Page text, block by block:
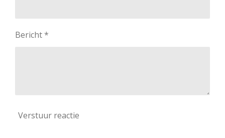
Bericht *
Verstuur reactie